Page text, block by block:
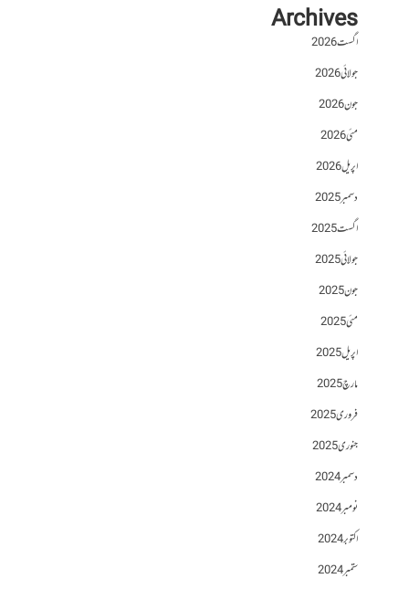
Archives
اگست 2026
جولائی 2026
جون 2026
مئی 2026
اپریل 2026
دسمبر 2025
اگست 2025
جولائی 2025
جون 2025
مئی 2025
اپریل 2025
مارچ 2025
فروری 2025
جنوری 2025
دسمبر 2024
نومبر 2024
اکتوبر 2024
ستمبر 2024